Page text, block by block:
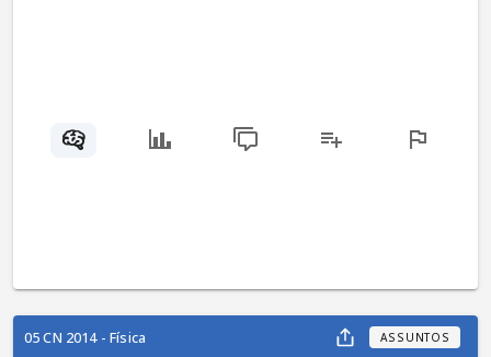
05 CN 2014 - Física ASSUNTOS